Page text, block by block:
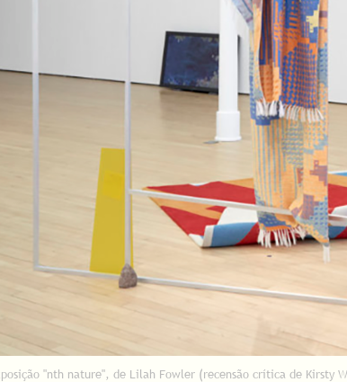
"nth nature", de Lilah Fowler (recensão crítica de Kirsty